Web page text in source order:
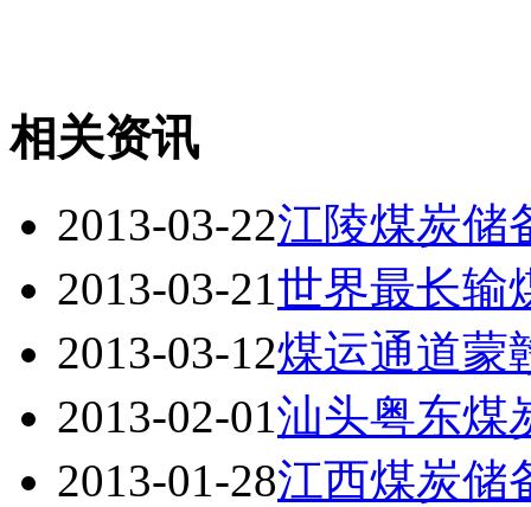
相关资讯
2013-03-22江陵煤炭储
2013-03-21世界最长输
2013-03-12煤运通道蒙
2013-02-01汕头粤东煤
2013-01-28江西煤炭储